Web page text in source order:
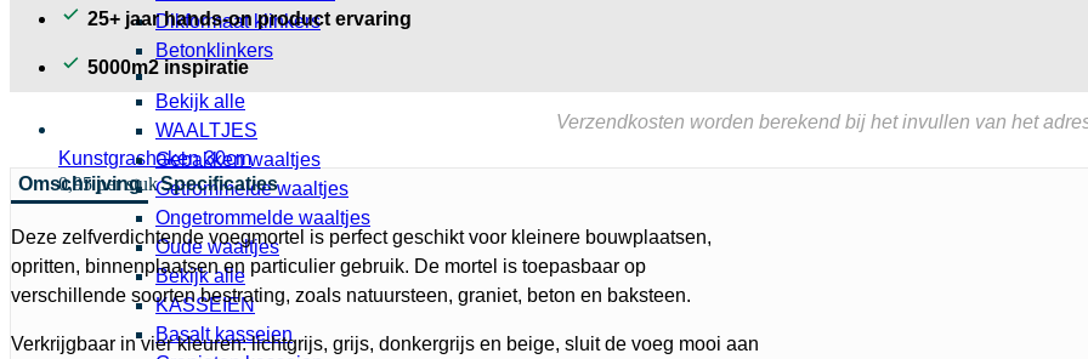
Kunstgrashaken 30cm
0,95 per stuk
Dikformaat klinkers
Betonklinkers
Bekijk alle
WAALTJES
Gebakken waaltjes
Getrommelde waaltjes
Ongetrommelde waaltjes
Oude waaltjes
Bekijk alle
KASSEIEN
Basalt kasseien
25+ jaar hands-on product ervaring
5000m2 inspiratie
Verzendkosten worden berekend bij het invullen van het
Omschrijving Specificaties
Deze zelfverdichtende voegmortel is perfect geschikt voor kleinere bouwplaatsen,
opritten, binnenplaatsen en particulier gebruik. De mortel is toepasbaar op
verschillende soorten bestrating, zoals natuursteen, graniet, beton en baksteen.
Verkrijgbaar in vier kleuren: lichtgrijs, grijs, donkergrijs en beige, sluit de voeg mooi aan